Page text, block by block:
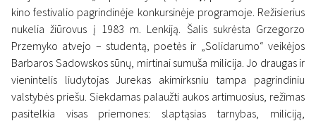
kino festivalio pagrindinėje konkursinėje programoje. Režisierius
nukelia žiūrovus į 1983 m. Lenkiją. Šalis sukrėsta Grzegorzo
Przemyko atvejo – studentą, poetės ir „Solidarumo“ veikėjos
Barbaros Sadowskos sūnų, mirtinai sumuša milicija. Jo draugas ir
vienintelis liudytojas Jurekas akimirksniu tampa pagrindiniu
valstybės priešu. Siekdamas palaužti aukos artimuosius, režimas
pasitelkia visas priemones: slaptąsias tarnybas, miliciją,